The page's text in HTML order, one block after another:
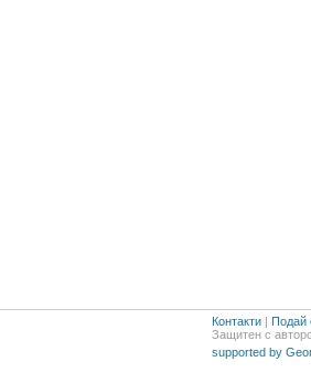
Контакти | Подай
Защитен с
supported by